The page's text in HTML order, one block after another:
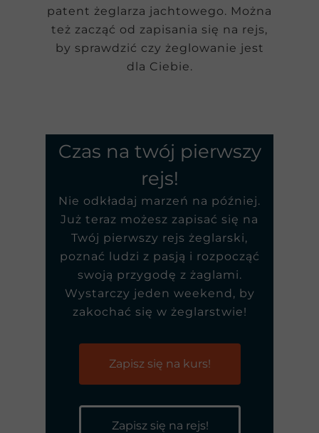
Zapisz się na rejs!
Zapisz się na kurs!
Czas na twój pierwszy
rejs!
Nie odkładaj marzeń na później.
Już teraz możesz zapisać się na
Twój pierwszy rejs żeglarski,
poznać ludzi z pasją i rozpocząć
swoją przygodę z żaglami.
Wystarczy jeden weekend, by
zakochać się w żeglarstwie!
patent żeglarza jachtowego. Można
też zacząć od zapisania się na rejs,
by sprawdzić czy żeglowanie jest
dla Ciebie.